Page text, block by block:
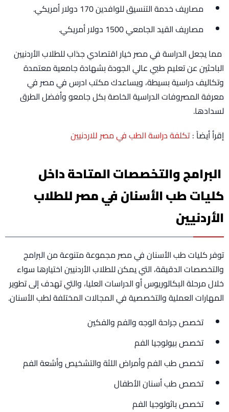
مصاريف خدمة التنسيق للوافدين 170 دولار أمريكي.
مصاريف القيد الجامعي 1500 دولار أمريكي.
مما يجعل الدراسة في مصر خيار اقتصادي جذاب للطلاب الأردنيين
الباحثين عن تعليم طبي عالي الجودة بشهادة جامعية معتمدة
وتكاليف دراسية بسيطة، ويساعدك مكتب ادرس في مصر في
معرفة المصروفات الدراسية الخاصة بكل جامعو وأفضل الطرق
لسدادها.
إقرأ أيضاً :تكلفة دراسة الطب في مصر للاردنيين
البرامج والتخصصات المتاحة داخل
كليات طب الأسنان في مصر للطلاب
الأردنيين
توفر كليات طب الأسنان في مصر مجموعة متنوعة من البرامج
والتخصصات الدقيقة، التي يمكن للطلاب الأردنيين اختيارها سواء
خلال مرحلة البكالوريوس أو الدراسات العليا، والتي تهدف إلى تطوير
المهارات العملية والتخصصية في المجالات المختلفة لطب الأسنان.
تخصص جراحة الوجه والفم والفكين
تخصص بيولوجيا الفم
تخصص طب الفم وأمراض اللثة والتشخيص وأشعة الفم
تخصص طب أسنان الأطفال
تخصص باثولوجيا الفم